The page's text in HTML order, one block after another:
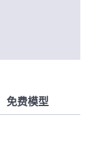
免费模型